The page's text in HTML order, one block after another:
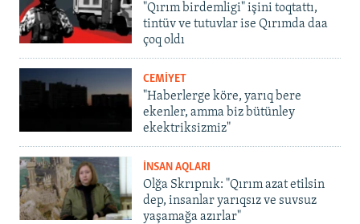
"Qırım birdemligi" işini toqtattı,
tintüv ve tutuvlar ise Qırımda daa
çoq oldı
CEMİYET
"Haberlerge köre, yarıq bere
ekenler, amma biz bütünley
ekektriksizmiz"
İNSAN AQLARI
Olğa Skrıpnık: "Qırım azat etilsin
dep, insanlar yarıqsız ve suvsuz
yaşamağa azırlar"